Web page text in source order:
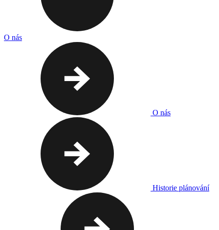
O nás
O nás
Historie plánování